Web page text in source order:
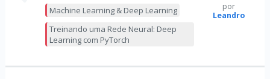
Machine Learning & Deep Learning
Treinando uma Rede Neural: Deep
Learning com PyTorch
por
Leandro